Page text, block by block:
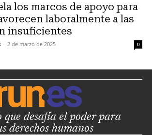
los marcos de apoyo para
laboralmente a las
insuficientes
- 2 de marzo de 2025 0
que desafía el poder para
derechos humanos